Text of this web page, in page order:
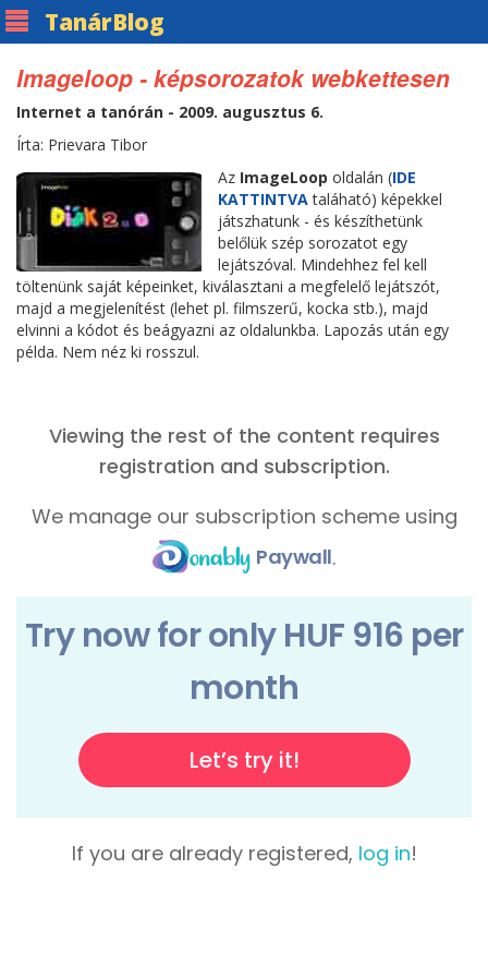
TanárBlog
Imageloop - képsorozatok webkettesen
Internet a tanórán - 2009. augusztus 6.
Írta: Prievara Tibor
Az ImageLoop oldalán (IDE
KATTINTVAtaláható) képekkel
játszhatunk - és készíthetünk
belőlük szép sorozatot egy
lejátszóval. Mindehhez fel kell
töltenünk saját képeinket, kiválasztani a megfelelő lejátszót,
majd a megjelenítést (lehet pl. filmszerű, kocka stb.), majd
elvinni a kódot és beágyazni az oldalunkba. Lapozás után egy
példa. Nem néz ki rosszul.